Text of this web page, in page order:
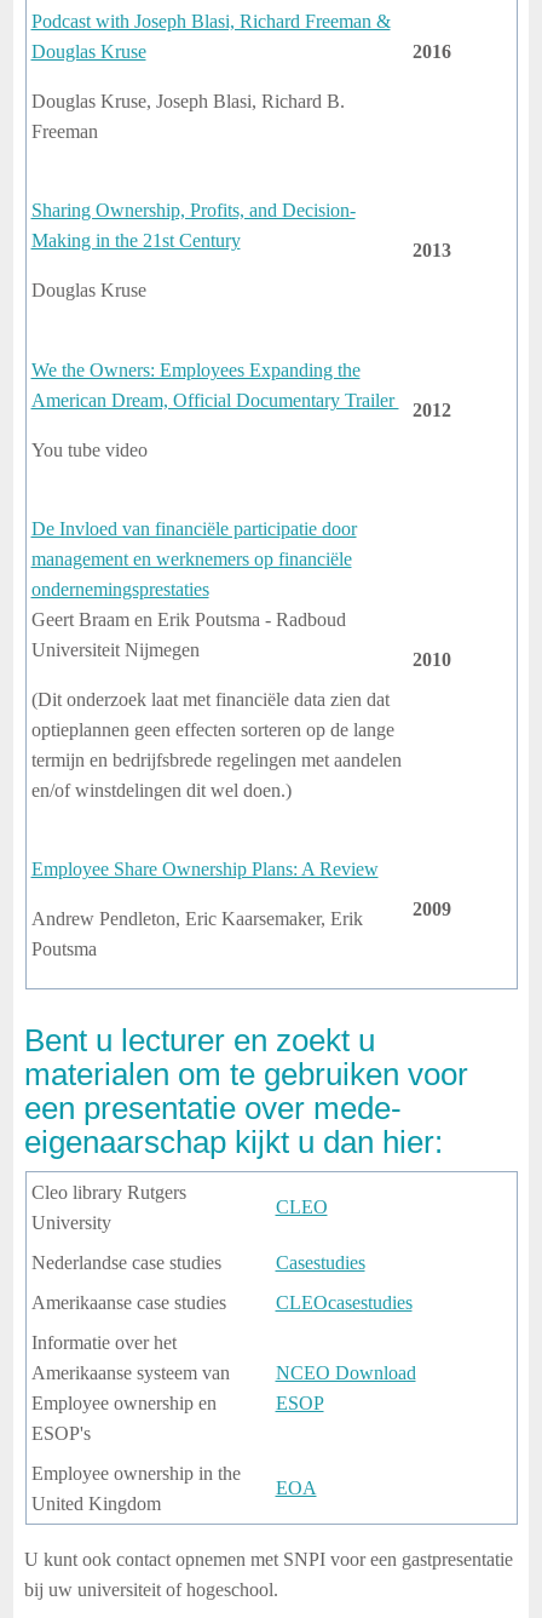
Podcast with Joseph Blasi, Richard Freeman &
Douglas Kruse
Douglas Kruse, Joseph Blasi, Richard B.
Freeman
2016
Sharing Ownership, Profits, and Decision-
Making in the 21st Century
Douglas Kruse
2013
We the Owners: Employees Expanding the
American Dream, Official Documentary Trailer
You tube video
2012
De Invloed van financiële participatie door
management en werknemers op financiële
ondernemingsprestaties
Geert Braam en Erik Poutsma - Radboud
Universiteit Nijmegen
(Dit onderzoek laat met financiële data zien dat
optieplannen geen effecten sorteren op de lange
termijn en bedrijfsbrede regelingen met aandelen
en/of winstdelingen dit wel doen.)
2010
Employee Share Ownership Plans: A Review
Andrew Pendleton, Eric Kaarsemaker, Erik
Poutsma
2009
Bent u lecturer en zoekt u
materialen om te gebruiken voor
een presentatie over mede-
eigenaarschap kijkt u dan hier:
Cleo library Rutgers
University
CLEO
Nederlandse case studies
Casestudies
Amerikaanse case studies
CLEOcasestudies
Informatie over het
Amerikaanse systeem van
Employee ownership en
ESOP's
NCEO Download
ESOP
Employee ownership in the
United Kingdom
EOA
U kunt ook contact opnemen met SNPI voor een gastpresentatie
bij uw universiteit of hogeschool.